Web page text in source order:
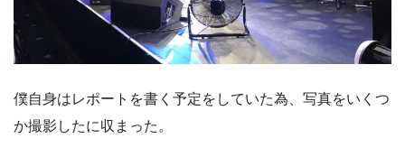
僕自身はレポートを書く予定をしていた為、写真をいくつ
か撮影したに収まった。